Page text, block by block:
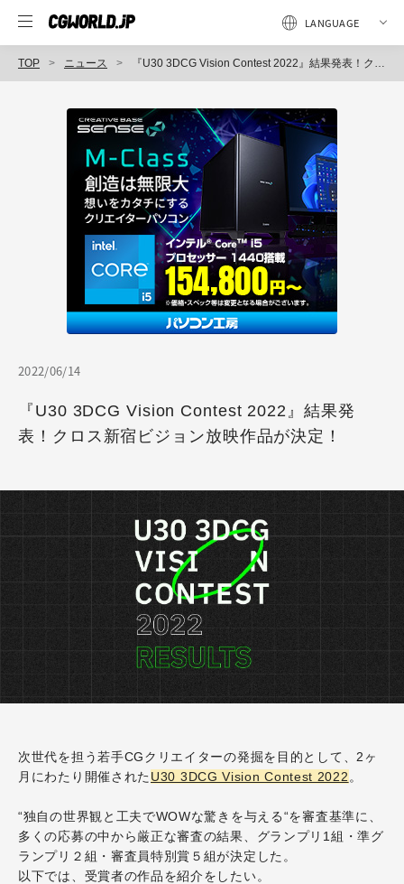
TOP ニュース 『U30 3DCG Vision Contest 2022』結果発表！クロス新宿ビジョン放映作品が決定！
2022/06/14
『U30 3DCG Vision Contest 2022』結果発
表！クロス新宿ビジョン放映作品が決定！
次世代を担う若手CGクリエイターの発掘を目的として、2ヶ
月にわたり開催された U30 3DCG Vision Contest 2022 。
“独自の世界観と工夫でWOWな驚きを与える“を審査基準に、
多くの応募の中から厳正な審査の結果、グランプリ1組・準グ
ランプリ２組・審査員特別賞５組が決定した。
以下では、受賞者の作品を紹介をしたい。